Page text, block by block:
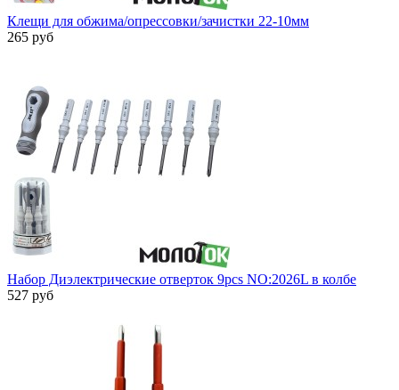
Клещи для обжима/опрессовки/зачистки 22-10мм
265 руб
Набор Диэлектрические отверток 9pcs NO:2026L в колбе
527 руб